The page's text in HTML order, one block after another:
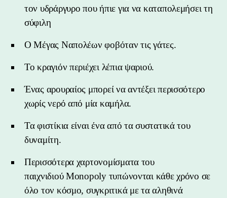
τον υδράργυρο που ήπιε για να καταπολεμήσει τη
σύφιλη
Ο Μέγας Ναπολέων φοβόταν τις γάτες.
Το κραγιόν περιέχει λέπια ψαριού.
Ένας αρουραίος μπορεί να αντέξει περισσότερο
χωρίς νερό από μία καμήλα.
Τα φιστίκια είναι ένα από τα συστατικά του
δυναμίτη.
Περισσότερα χαρτονομίσματα του
παιχνιδιού Monopoly τυπώνονται κάθε χρόνο σε
όλο τον κόσμο, συγκριτικά με τα αληθινά